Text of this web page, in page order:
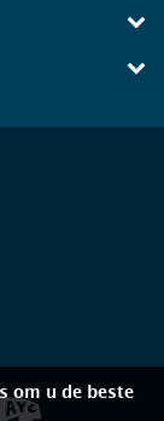
om u de beste